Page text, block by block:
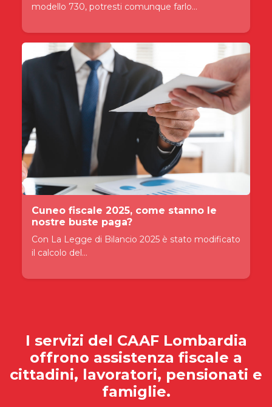
modello 730, potresti comunque farlo...
Cuneo fiscale 2025, come stanno le
nostre buste paga?
Con La Legge di Bilancio 2025 è stato modificato
il calcolo del...
I servizi del CAAF Lombardia
offrono assistenza fiscale a
cittadini, lavoratori, pensionati e
famiglie.